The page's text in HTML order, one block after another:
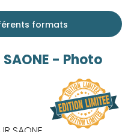
formats
SAONE - Photo